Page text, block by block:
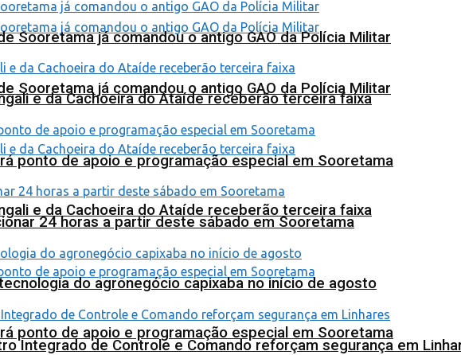
Sooretama já comandou o antigo GAO da Polícia Militar
e da Cachoeira do Ataíde receberão terceira faixa
ponto de apoio e programação especial em Sooretama
Sooretama já comandou o antigo GAO da Polícia Militar
e da Cachoeira do Ataíde receberão terceira faixa
ponto de apoio e programação especial em Sooretama
24 horas a partir deste sábado em Sooretama
do agronegócio capixaba no início de agosto
Integrado de Controle e Comando reforçam segurança em